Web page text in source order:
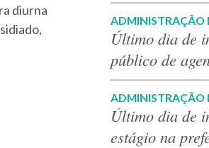
diurna
ADMINISTRAÇÃO
Último dia de
público de
ADMINISTRAÇÃO
Último dia de
estágio na